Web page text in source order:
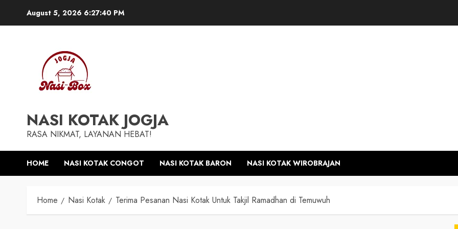
August 5, 2026 6:27:41 PM
NASI KOTAK JOGJA
RASA NIKMAT, LAYANAN HEBAT!
HOME NASI KOTAK CONGOT NASI KOTAK BARON NASI KOTAK WIROBRAJAN
Home Nasi Kotak Terima Pesanan Nasi Kotak Untuk Takjil Ramadhan di Temuwuh